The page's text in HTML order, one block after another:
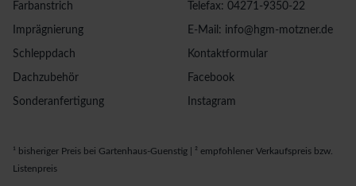
Farbanstrich
Imprägnierung
Schleppdach
Dachzubehör
Sonderanfertigung
Telefax: 04271-9350-22
E-Mail: info@hgm-motzner.de
Kontaktformular
Facebook
Instagram
¹ bisheriger Preis bei Gartenhaus-Guenstig | ² empfohlener Verkaufspreis bzw.
Listenpreis